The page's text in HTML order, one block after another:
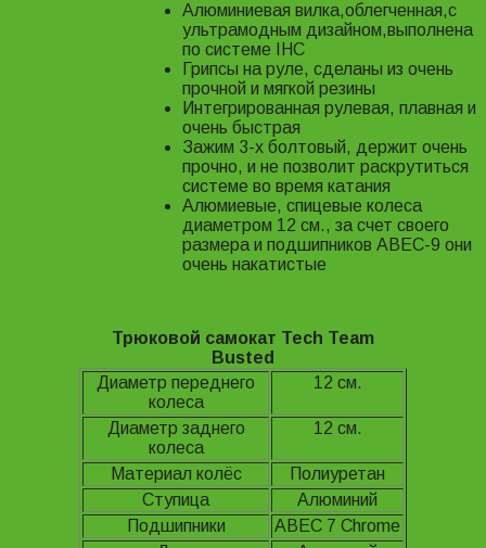
Алюминиевая вилка,облегченная,с
ультрамодным дизайном,выполнена
по системе IHC
Грипсы на руле, сделаны из очень
прочной и мягкой резины
Интегрированная рулевая, плавная и
очень быстрая
Зажим 3-х болтовый, держит очень
прочно, и не позволит раскрутиться
системе во время катания
Алюмиевые, спицевые колеса
диаметром 12 см., за счет своего
размера и подшипников ABEC-9 они
очень накатистые
Трюковой самокат Tech Team
Busted
Диаметр переднего
колеса
12 см.
Диаметр заднего
колеса
12 см.
Материал колёс
Полиуретан
Ступица
Алюминий
Подшипники
ABEC 7 Chrome